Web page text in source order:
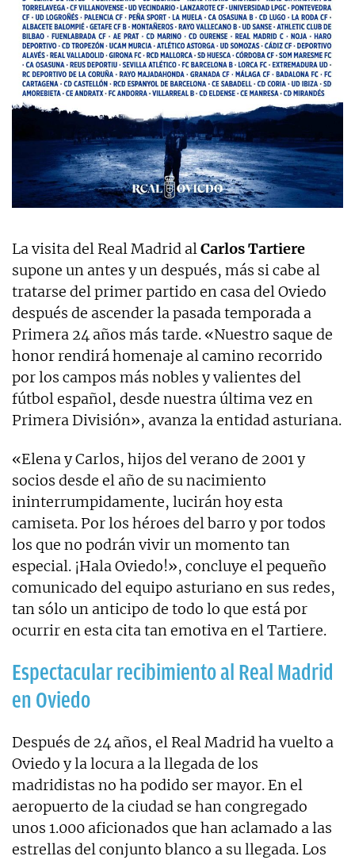
La visita del Real Madrid alCarlos Tartiere
supone un antes y un después, más si cabe al
tratarse del primer partido en casa del Oviedo
después de ascender la pasada temporada a
Primera 24 años más tarde. «Nuestro saque de
honor rendirá homenaje al camino recorrido
por los campos más nobles y valientes del
fútbol español, desde nuestra última vez en
Primera División», avanza la entidad asturiana.
«Elena y Carlos, hijos del verano de 2001 y
socios desde el año de su nacimiento
ininterrumpidamente, lucirán hoy esta
camiseta. Por los héroes del barro y por todos
los que no podrán vivir un momento tan
especial. ¡Hala Oviedo!», concluye el pequeño
comunicado del equipo asturiano en sus redes,
tan sólo un anticipo de todo lo que está por
ocurrir en esta cita tan emotiva en el Tartiere.
Espectacular recibimiento al Real Madrid
en Oviedo
Después de 24 años, el Real Madrid ha vuelto a
Oviedo y la locura a la llegada de los
madridistas no ha podido ser mayor. En el
aeropuerto de la ciudad se han congregado
unos 1.000 aficionados que han aclamado a las
estrellas del conjunto blanco a su llegada. Los